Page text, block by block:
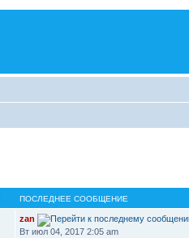
ПОСЛЕДНЕЕ СООБЩЕНИЕ
zan
Вт июл 04, 2017 2:05 am